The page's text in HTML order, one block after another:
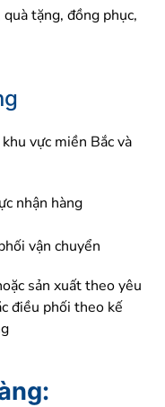
tặng, đồng phục,
vực miền Bắc và
nhận hàng
vận chuyển
sản xuất theo yêu
điều phối theo kế